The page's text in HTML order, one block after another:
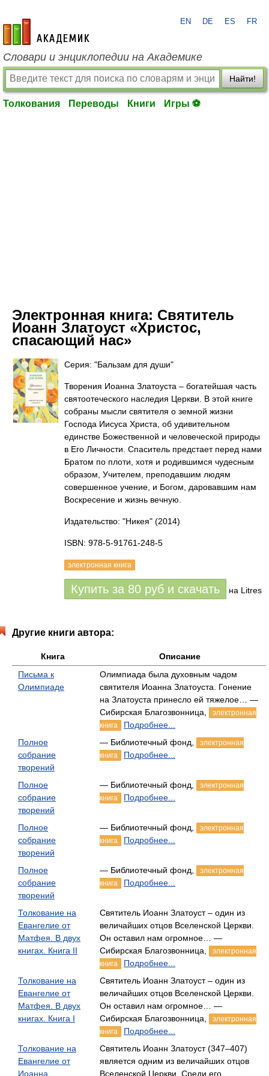
academic.ru
EN DE ES FR
Словари и энциклопедии на Академике
Найти!
Толкования Переводы Книги Игры ⚽
Электронная книга: Святитель
Иоанн Златоуст «Христос,
спасающий нас»
Серия: "Бальзам для души"
Творения Иоанна Златоуста – богатейшая часть
святоотеческого наследия Церкви. В этой книге
собраны мысли святителя о земной жизни
Господа Иисуса Христа, об удивительном
единстве Божественной и человеческой природы
в Его Личности. Спаситель предстает перед нами
Братом по плоти, хотя и родившимся чудесным
образом, Учителем, преподавшим людям
совершенное учение, и Богом, даровавшим нам
Воскресение и жизнь вечную.
Издательство: "Никея" (2014)
ISBN: 978-5-91761-248-5
электронная книга
Купить за 80 руб и скачать на Litres
Другие книги автора:
Книга
Описание
Письма к
Олимпиаде
Олимпиада была духовным чадом
святителя Иоанна Златоуста. Гонение
на Златоуста принесло ей тяжелое… —
Сибирская Благозвонница,
электронная
книга
Подробнее...
Полное
собрание
творений
— Библиотечный фонд,
электронная
книга
Подробнее...
Полное
собрание
творений
— Библиотечный фонд,
электронная
книга
Подробнее...
Полное
собрание
творений
— Библиотечный фонд,
электронная
книга
Подробнее...
Полное
собрание
творений
— Библиотечный фонд,
электронная
книга
Подробнее...
Толкование на
Евангелие от
Матфея. В двух
книгах. Книга II
Святитель Иоанн Златоуст – один из
величайших отцов Вселенской Церкви.
Он оставил нам огромное… —
Сибирская Благозвонница,
электронная
книга
Подробнее...
Толкование на
Евангелие от
Матфея. В двух
книгах. Книга I
Святитель Иоанн Златоуст – один из
величайших отцов Вселенской Церкви.
Он оставил нам огромное… —
Сибирская Благозвонница,
электронная
книга
Подробнее...
Толкование на
Евангелие от
Иоанна
Святитель Иоанн Златоуст (347–407)
является одним из величайших отцов
Вселенской Церкви. Среди его